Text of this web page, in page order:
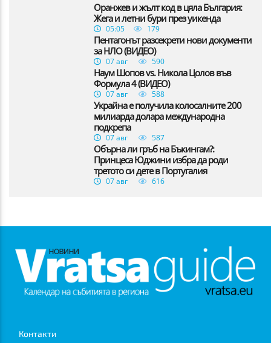
Оранжев и жълт код в цяла България:
Жега и летни бури през уикенда
05:05 179
Пентагонът разсекрети нови документи
за НЛО (ВИДЕО)
07 авг 590
Наум Шопов vs. Никола Цолов във
Формула 4 (ВИДЕО)
07 авг 588
Украйна е получила колосалните 200
милиарда долара международна
подкрепа
07 авг 587
Обърна ли гръб на Бъкингам?:
Принцеса Юджини избра да роди
третото си дете в Португалия
07 авг 616
Контакти